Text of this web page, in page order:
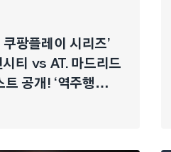
팡플레이 시리즈’
티 vs AT. 마드리드
공개! ‘역주행
부터 ‘입덕곡’